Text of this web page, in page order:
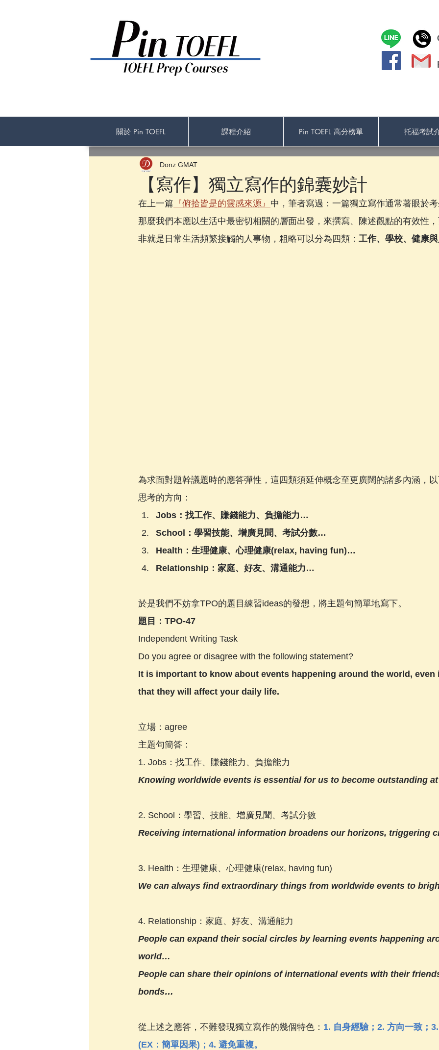
關於 Pin TOEFL 課程介紹 Pin TOEFL 高分榜單 托福考試
【寫作】獨立寫作的錦囊妙計
Donz GMAT
在上一篇 『俯拾皆是的靈感來源』 中，筆者寫過：一篇獨立寫作通常著眼於
那麼我們本應以生活中最密切相關的層面出發，來撰寫、陳述觀點的有效性
非就是日常生活頻繁接觸的人事物，粗略可以分為四類： 工作、學校、健康
為求面對題幹議題時的應答彈性，這四類須延伸概念至更廣闊的諸多內涵，
思考的方向：
Jobs：找工作、賺錢能力、負擔能力…
School：學習技能、增廣見聞、考試分數…
Health：生理健康、心理健康(relax, having fun)…
Relationship：家庭、好友、溝通能力…
於是我們不妨拿TPO的題目練習ideas的發想，將主題句簡單地寫下。
題目：TPO-47
Independent Writing Task
Do you agree or disagree with the following statement?
It is important to know about events happening around the world,
that they will affect your daily life.
立場：agree
主題句簡答：
1. Jobs：找工作、賺錢能力、負擔能力
Knowing worldwide events is essential for us to become outstanding
2. School：學習、技能、增廣見聞、考試分數
Receiving international information broadens our horizons, triggering
3. Health：生理健康、心理健康(relax, having fun)
We can always find extraordinary things from worldwide events to
4. Relationship：家庭、好友、溝通能力
People can expand their social circles by learning events happening
world…
People can share their opinions of international events with their
bonds…
從上述之應答，不難發現獨立寫作的幾個特色： 1. 自身經驗；2. 方向一致；
(EX：簡單因果)；4. 避免重複。